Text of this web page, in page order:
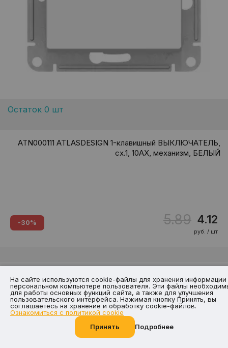
Остаток 0 шт
ATN000111 ATLASDESIGN 1-клавишный ВЫКЛЮЧАТЕЛЬ,
сх.1, 10АХ, механизм, БЕЛЫЙ
-30% 5.89 4.12
руб. / шт
Позвоните нам
На сайте используются cookie-файлы для хранения информации
персональном компьютере пользователя. Эти файлы
для работы основных функций сайта, а также для улучшения
пользовательского интерфейса. Нажимая кнопку Принять, вы
соглашаетесь на хранение и обработку cookie-файлов.
Ознакомиться с политикой cookie
Принять
Подробнее